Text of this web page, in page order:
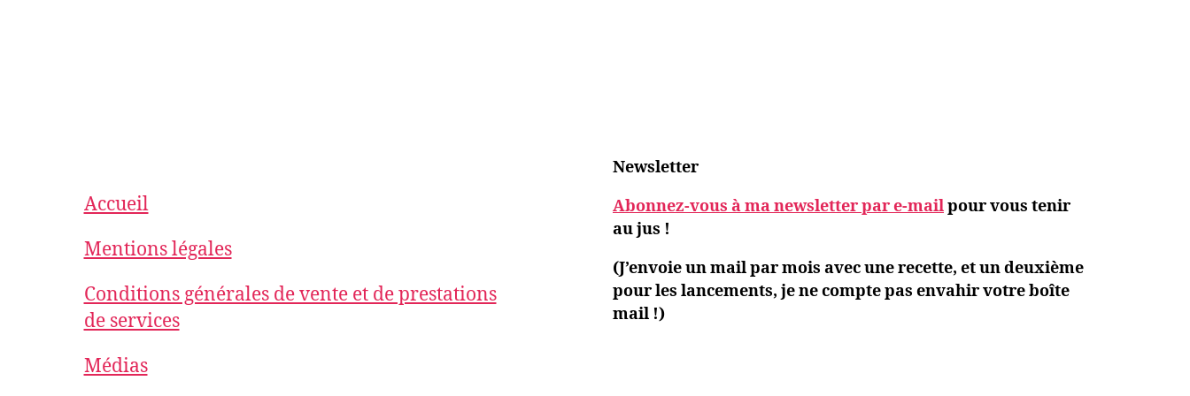
Accueil
Mentions légales
Conditions générales de vente et de prestations
de services
Médias
Newsletter
Abonnez-vous à ma newsletter par e-mailpour vous tenir
au jus !
(J’envoie un mail par mois avec une recette, et un deuxième
pour les lancements, je ne compte pas envahir votre boîte
mail !)